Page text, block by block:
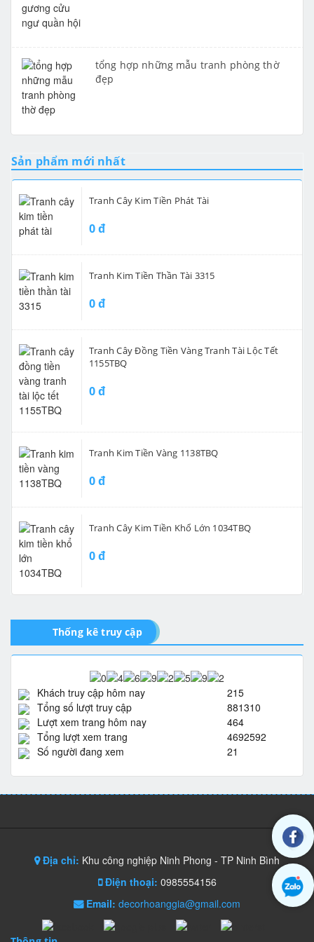
tổng hợp những mẫu tranh phòng thờ
đẹp
Sản phẩm mới nhất
Tranh Cây Kim Tiền Phát Tài
0 đ
Tranh Kim Tiền Thần Tài 3315
0 đ
Tranh Cây Đồng Tiền Vàng Tranh Tài Lộc Tết
1155TBQ
0 đ
Tranh Kim Tiền Vàng 1138TBQ
0 đ
Tranh Cây Kim Tiền Khổ Lớn 1034TBQ
0 đ
Thống kê truy cập
Khách truy cập hôm nay
215
Tổng số lượt truy cập
881310
Lượt xem trang hôm nay
464
Tổng lượt xem trang
4692592
Số người đang xem
21
Địa chỉ: Khu công nghiệp Ninh Phong - TP Ninh Bình
Điện thoại: 0985554156
Email: decorhoanggia@gmail.com